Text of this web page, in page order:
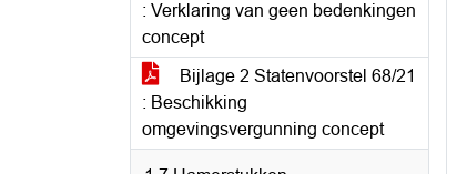
: Verklaring van geen bedenkingen
concept
Bijlage 2 Statenvoorstel 68/21
: Beschikking
omgevingsvergunning concept